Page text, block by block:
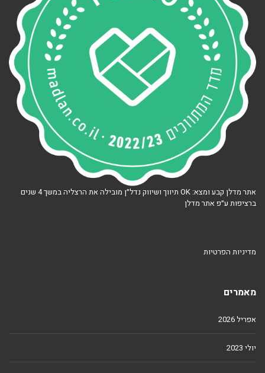
אתר מדלן קבע ומצא: OK תיווך ושיווק נדל״ן מובילה את הרצליה במשך 4 שנים
ברציפות ע״פ אתר מדלן
מדיניות הפרטיות
מאמרים
אפריל 2026
יולי 2023